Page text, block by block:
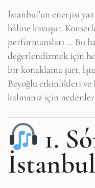
İstanbul’un enerjisi
hâline kavuşur.
performansları … Bu
değerlendirmek için
bir konaklama şart.
Beyoğlu etkinlikleri ve
kalmanız için
1.